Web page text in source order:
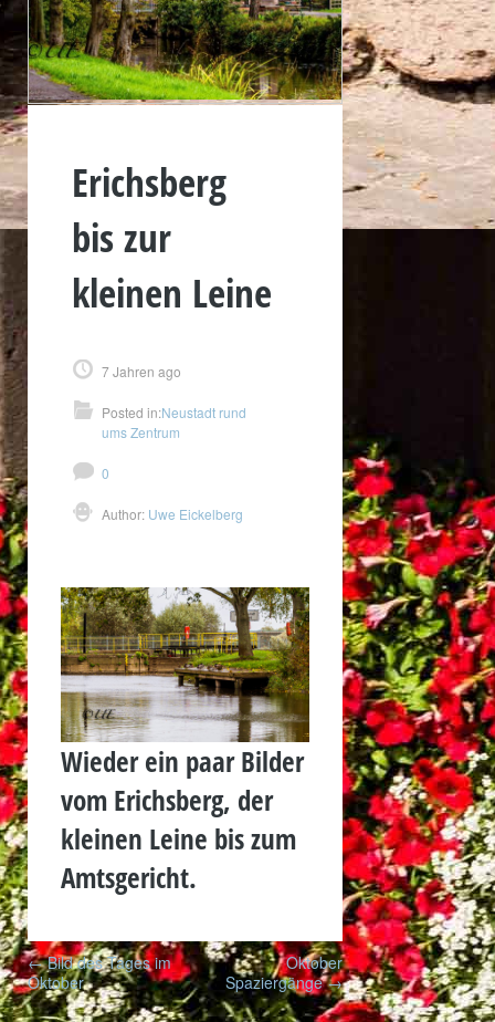
Erichsberg
bis zur
kleinen Leine
7 Jahren ago
Posted in:Neustadt rund
ums Zentrum
0
Author: Uwe Eickelberg
Wieder ein paar Bilder
vom Erichsberg, der
kleinen Leine bis zum
Amtsgericht.
Post
navigation
←Bild des Tages im
Oktober
Oktober
Spaziergänge→